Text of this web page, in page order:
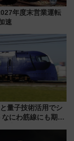
年度末営業運転
速
量子技術活用でシ
なにわ筋線にも期待